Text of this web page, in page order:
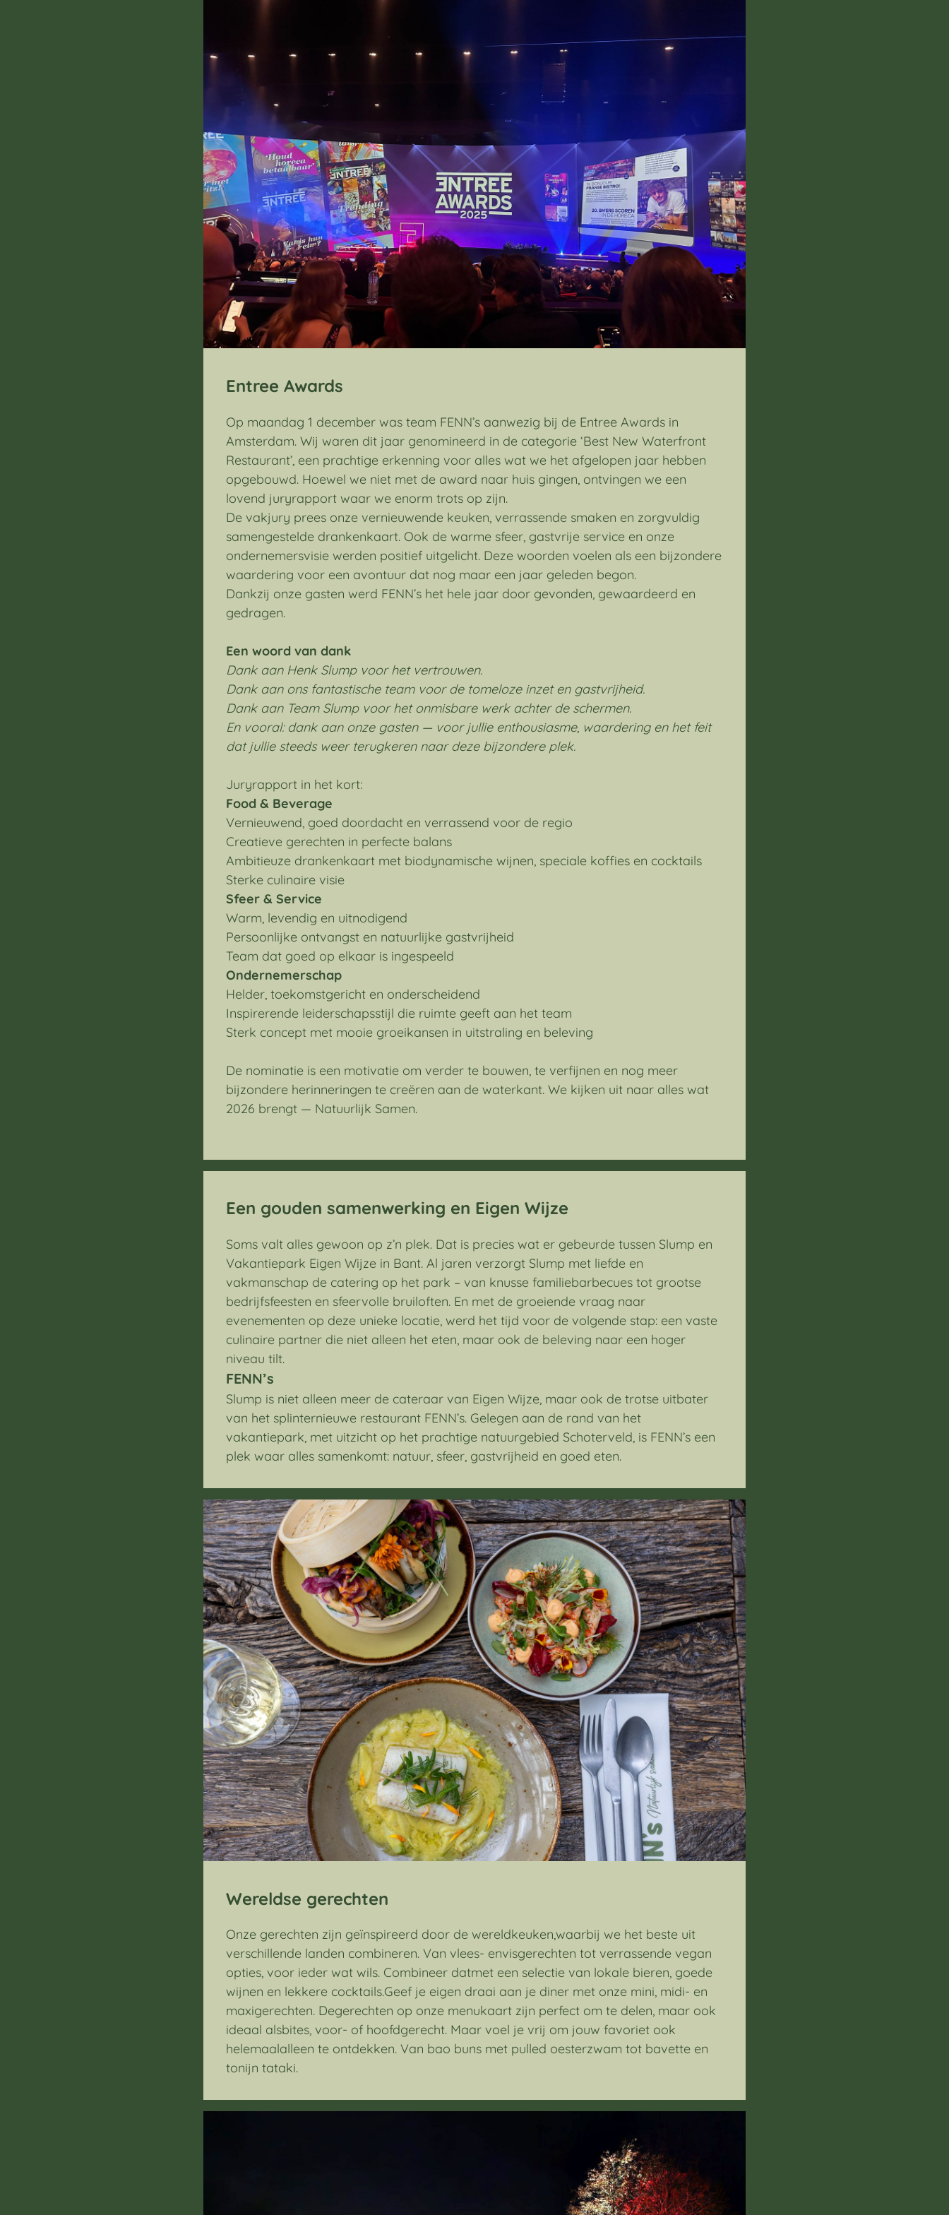
Entree Awards
Op maandag 1 december was team FENN’s aanwezig bij de Entree Awards in
Amsterdam. Wij waren dit jaar genomineerd in de categorie ‘Best New Waterfront
Restaurant’, een prachtige erkenning voor alles wat we het afgelopen jaar hebben
opgebouwd. Hoewel we niet met de award naar huis gingen, ontvingen we een
lovend juryrapport waar we enorm trots op zijn.
De vakjury prees onze vernieuwende keuken, verrassende smaken en zorgvuldig
samengestelde drankenkaart. Ook de warme sfeer, gastvrije service en onze
ondernemersvisie werden positief uitgelicht. Deze woorden voelen als een bijzondere
waardering voor een avontuur dat nog maar een jaar geleden begon.
Dankzij onze gasten werd FENN’s het hele jaar door gevonden, gewaardeerd en
gedragen.
Een woord van dank
Dank aan Henk Slump voor het vertrouwen.
Dank aan ons fantastische team voor de tomeloze inzet en gastvrijheid.
Dank aan Team Slump voor het onmisbare werk achter de schermen.
En vooral: dank aan onze gasten — voor jullie enthousiasme, waardering en het feit
dat jullie steeds weer terugkeren naar deze bijzondere plek.
Juryrapport in het kort:
Food & Beverage
Vernieuwend, goed doordacht en verrassend voor de regio
Creatieve gerechten in perfecte balans
Ambitieuze drankenkaart met biodynamische wijnen, speciale koffies en cocktails
Sterke culinaire visie
Sfeer & Service
Warm, levendig en uitnodigend
Persoonlijke ontvangst en natuurlijke gastvrijheid
Team dat goed op elkaar is ingespeeld
Ondernemerschap
Helder, toekomstgericht en onderscheidend
Inspirerende leiderschapsstijl die ruimte geeft aan het team
Sterk concept met mooie groeikansen in uitstraling en beleving
De nominatie is een motivatie om verder te bouwen, te verfijnen en nog meer
bijzondere herinneringen te creëren aan de waterkant. We kijken uit naar alles wat
2026 brengt — Natuurlijk Samen.
Een gouden samenwerking en Eigen Wijze
Soms valt alles gewoon op z’n plek. Dat is precies wat er gebeurde tussen Slump en
Vakantiepark Eigen Wijze in Bant. Al jaren verzorgt Slump met liefde en
vakmanschap de catering op het park – van knusse familiebarbecues tot grootse
bedrijfsfeesten en sfeervolle bruiloften. En met de groeiende vraag naar
evenementen op deze unieke locatie, werd het tijd voor de volgende stap: een vaste
culinaire partner die niet alleen het eten, maar ook de beleving naar een hoger
niveau tilt.
FENN’s
Slump is niet alleen meer de cateraar van Eigen Wijze, maar ook de trotse uitbater
van het splinternieuwe restaurant FENN’s. Gelegen aan de rand van het
vakantiepark, met uitzicht op het prachtige natuurgebied Schoterveld, is FENN’s een
plek waar alles samenkomt: natuur, sfeer, gastvrijheid en goed eten.
Wereldse gerechten
Onze gerechten zijn geïnspireerd door de wereldkeuken,waarbij we het beste uit
verschillende landen combineren. Van vlees- envisgerechten tot verrassende vegan
opties, voor ieder wat wils. Combineer datmet een selectie van lokale bieren, goede
wijnen en lekkere cocktails.Geef je eigen draai aan je diner met onze mini, midi- en
maxigerechten. Degerechten op onze menukaart zijn perfect om te delen, maar ook
ideaal alsbites, voor- of hoofdgerecht. Maar voel je vrij om jouw favoriet ook
helemaalalleen te ontdekken. Van bao buns met pulled oesterzwam tot bavette en
tonijn tataki.